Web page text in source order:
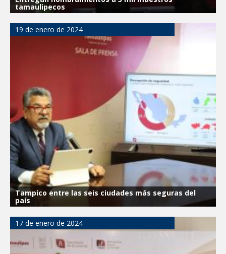
tamaulipecos
19 de enero de 2024
Tampico entre las seis ciudades más seguras del
país
17 de enero de 2024